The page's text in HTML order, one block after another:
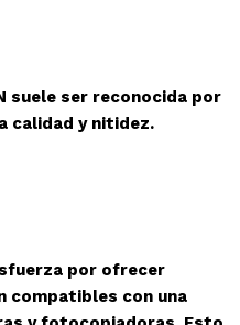
suele ser reconocida por
calidad y nitidez.
por ofrecer
compatibles con una